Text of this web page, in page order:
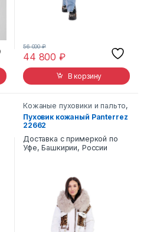
44 800₽
56 000₽
В корзину
Кожаные пуховики и пальто,
Пуховики
Пуховик кожаный Panterrez
22662
Доставка с примеркой по
Уфе, Башкирии, России